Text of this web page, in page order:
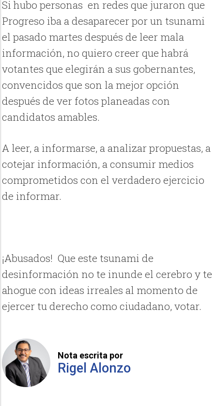
Si hubo personas en redes que juraron que
Progreso iba a desaparecer por un tsunami
el pasado martes después de leer mala
información, no quiero creer que habrá
votantes que elegirán a sus gobernantes,
convencidos que son la mejor opción
después de ver fotos planeadas con
candidatos amables.
A leer, a informarse, a analizar propuestas, a
cotejar información, a consumir medios
comprometidos con el verdadero ejercicio
de informar.
¡Abusados! Que este tsunami de
desinformación no te inunde el cerebro y te
ahogue con ideas irreales al momento de
ejercer tu derecho como ciudadano, votar.
Nota escrita por
Rigel Alonzo